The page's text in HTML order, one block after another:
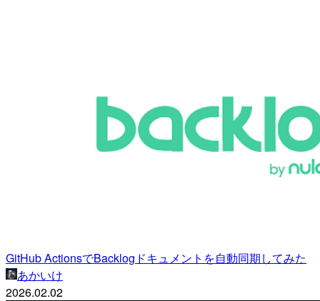
GitHub ActionsでBacklogドキュメントを自動同期してみた
あかいけ
2026.02.02